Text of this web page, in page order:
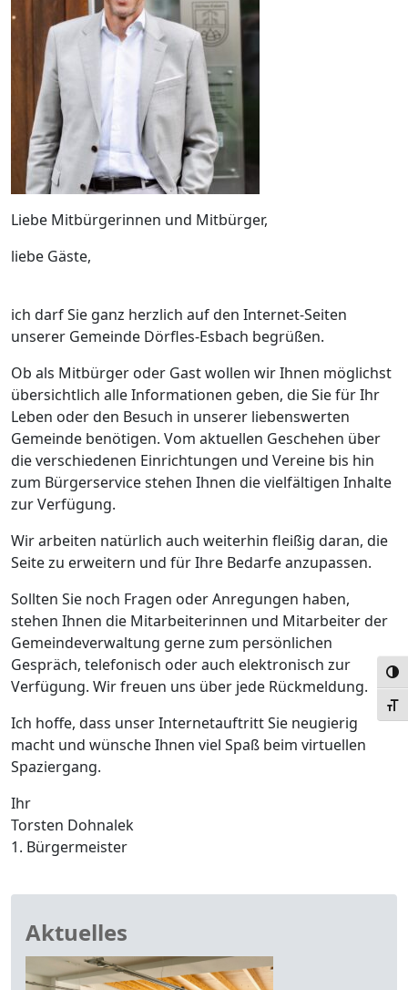
Liebe Mitbürgerinnen und Mitbürger,
liebe Gäste,
ich darf Sie ganz herzlich auf den Internet-Seiten
unserer Gemeinde Dörfles-Esbach begrüßen.
Ob als Mitbürger oder Gast wollen wir Ihnen möglichst
übersichtlich alle Informationen geben, die Sie für Ihr
Leben oder den Besuch in unserer liebenswerten
Gemeinde benötigen. Vom aktuellen Geschehen über
die verschiedenen Einrichtungen und Vereine bis hin
zum Bürgerservice stehen Ihnen die vielfältigen Inhalte
zur Verfügung.
Wir arbeiten natürlich auch weiterhin fleißig daran, die
Seite zu erweitern und für Ihre Bedarfe anzupassen.
Sollten Sie noch Fragen oder Anregungen haben,
stehen Ihnen die Mitarbeiterinnen und Mitarbeiter der
Gemeindeverwaltung gerne zum persönlichen
Gespräch, telefonisch oder auch elektronisch zur
Verfügung. Wir freuen uns über jede Rückmeldung.
Ich hoffe, dass unser Internetauftritt Sie neugierig
macht und wünsche Ihnen viel Spaß beim virtuellen
Spaziergang.
Ihr
Torsten Dohnalek
1. Bürgermeister
Aktuelles